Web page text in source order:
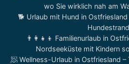
wo Sie wirklich nah am
🐕 Urlaub mit Hund in
Hundestrand
👨‍👩‍👧‍👦 Familienurlaub in
Nordseeküste mit Kindern
🧖 Wellness-Urlaub in Ostfriesland